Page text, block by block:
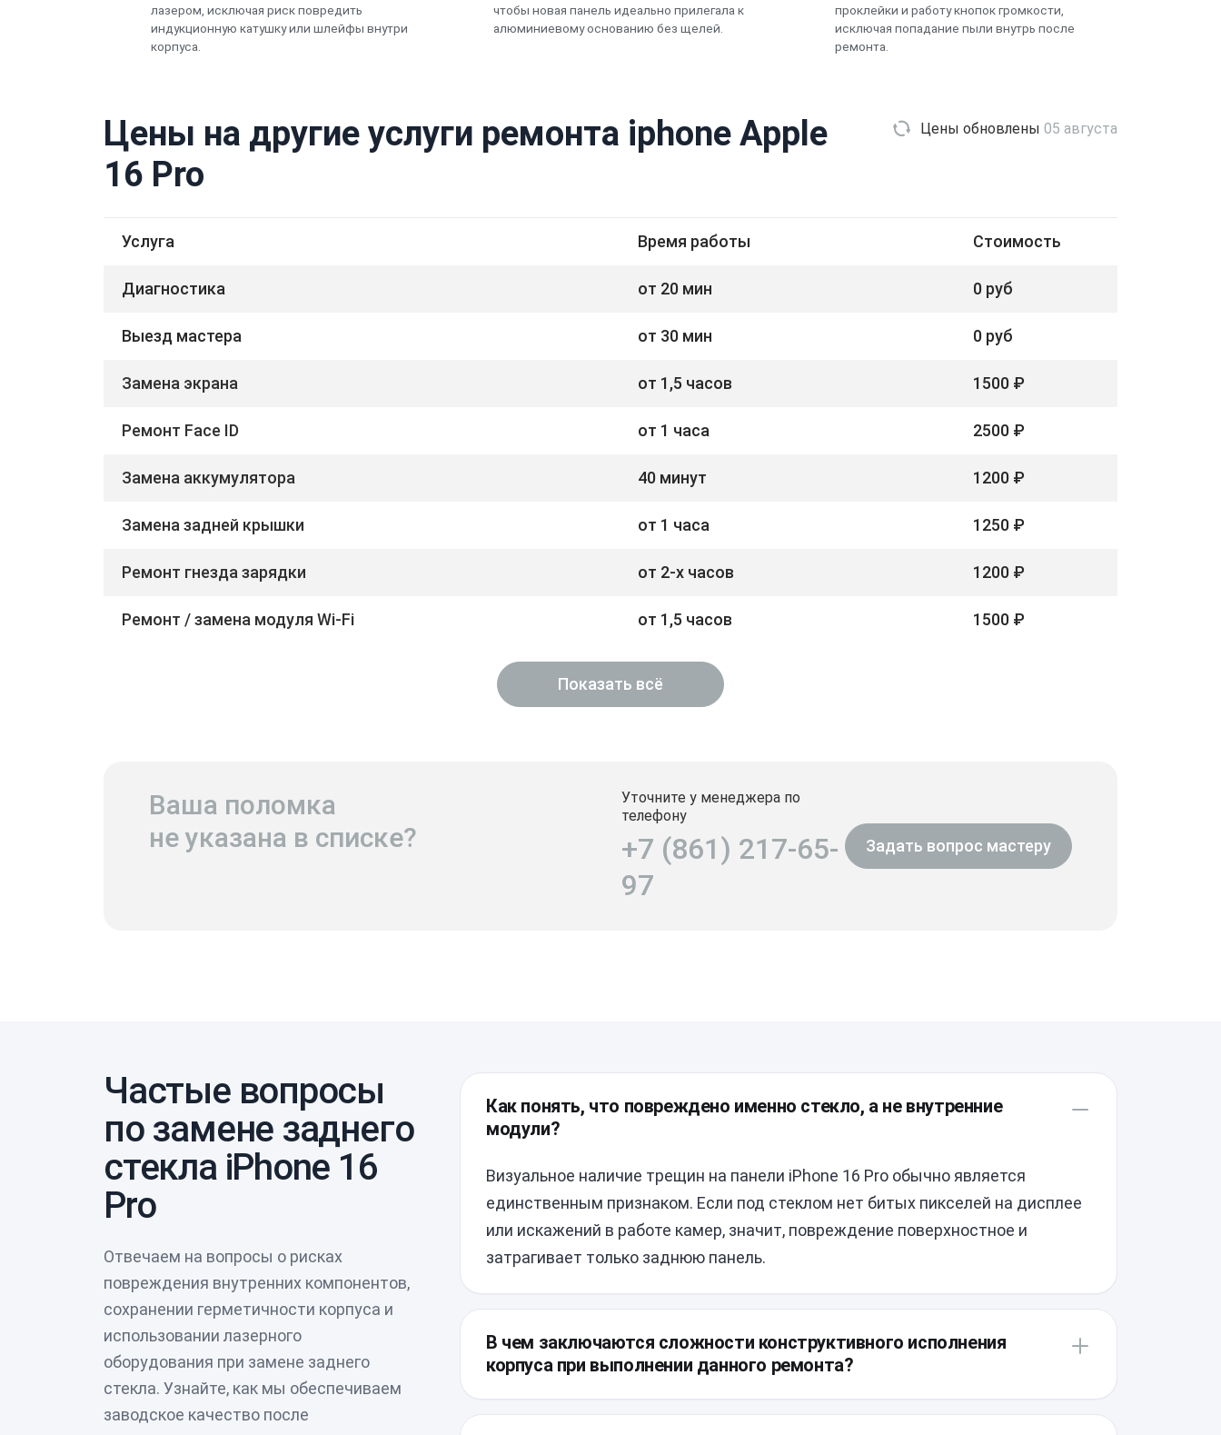
лазером, исключая риск повредить
индукционную катушку или шлейфы внутри
корпуса.
чтобы новая панель идеально прилегала к
алюминиевому основанию без щелей.
проклейки и работу кнопок громкости,
исключая попадание пыли внутрь после
ремонта.
Цены на другие услуги ремонта iphone Apple
16 Pro
Цены обновлены 05 августа
Услуга Время работы Стоимость
Диагностика от 20 мин 0 руб
Выезд мастера от 30 мин 0 руб
Замена экрана от 1,5 часов 1500 ₽
Ремонт Face ID от 1 часа 2500 ₽
Замена аккумулятора 40 минут 1200 ₽
Замена задней крышки от 1 часа 1250 ₽
Ремонт гнезда зарядки от 2-х часов 1200 ₽
Ремонт / замена модуля Wi-Fi от 1,5 часов 1500 ₽
Показать всё
Ваша поломка
не указана в списке?
Уточните у менеджера по
телефону
+7 (861) 217-65-
97
Задать вопрос мастеру
Частые вопросы
по замене заднего
стекла iPhone 16
Pro
Отвечаем на вопросы о рисках
повреждения внутренних компонентов,
сохранении герметичности корпуса и
использовании лазерного
оборудования при замене заднего
стекла. Узнайте, как мы обеспечиваем
заводское качество после
Как понять, что повреждено именно стекло, а не внутренние
модули?
Визуальное наличие трещин на панели iPhone 16 Pro обычно является
единственным признаком. Если под стеклом нет битых пикселей на дисплее
или искажений в работе камер, значит, повреждение поверхностное и
затрагивает только заднюю панель.
В чем заключаются сложности конструктивного исполнения
корпуса при выполнении данного ремонта?
Современная архитектура смартфона предполагает использование